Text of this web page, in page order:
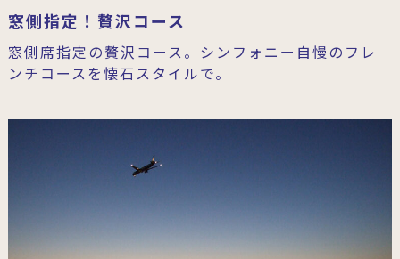
窓側指定！贅沢コース
窓側席指定の贅沢コース。シンフォニー自慢のフレ
ンチコースを懐石スタイルで。